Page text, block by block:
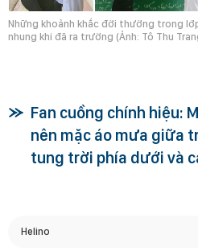
Những khoảnh khắc đời thường trong
nhung khi đã ra trường (Ảnh: Tô Thu
Fan cuồng chính hiệu:
nên mặc áo mưa giữa
tung trời phía dưới và
Helino